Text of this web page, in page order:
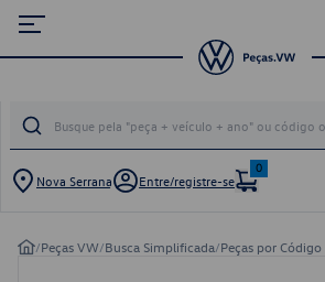
Nova Serrana Entre/registre-se
0
/Peças VW/Busca Simplificada/Peças por